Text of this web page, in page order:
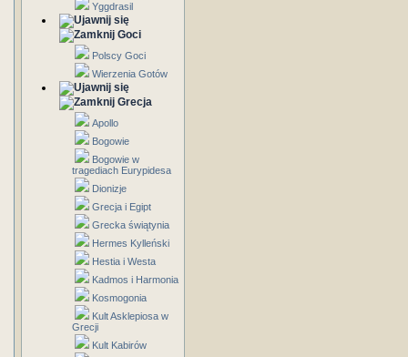
Yggdrasil
Goci
Polscy Goci
Wierzenia Gotów
Grecja
Apollo
Bogowie
Bogowie w
tragediach Eurypidesa
Dionizje
Grecja i Egipt
Grecka świątynia
Hermes Kylleński
Hestia i Westa
Kadmos i Harmonia
Kosmogonia
Kult Asklepiosa w
Grecji
Kult Kabirów